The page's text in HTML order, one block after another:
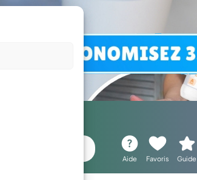
Aide Favoris Guide